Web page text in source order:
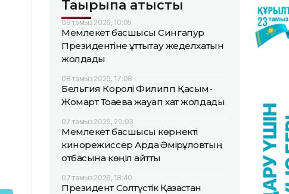
Тақырыпқа қатысты
09 тамыз 2026, 10:05
Мемлекет басшысы Сингапур
Президентіне құттықтау жеделхатын
жолдады
08 тамыз 2026, 17:08
Бельгия Королі Филипп Қасым-
Жомарт Тоқаевқа жауап хат жолдады
07 тамыз 2026, 20:03
Мемлекет басшысы көрнекті
кинорежиссер Ардақ Әмірқұловтың
отбасына көңіл айтты
07 тамыз 2026, 18:40
Президент Солтүстік Қазақстан